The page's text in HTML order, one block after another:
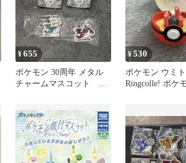
¥655
ポケモン 30周年 メタル
チャームマスコット ゼ
¥530
ポケモン ウミ
Ringcolle! ポケ